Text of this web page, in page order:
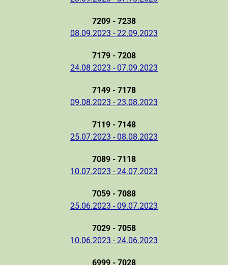
7209 - 7238
08.09.2023 - 22.09.2023
7179 - 7208
24.08.2023 - 07.09.2023
7149 - 7178
09.08.2023 - 23.08.2023
7119 - 7148
25.07.2023 - 08.08.2023
7089 - 7118
10.07.2023 - 24.07.2023
7059 - 7088
25.06.2023 - 09.07.2023
7029 - 7058
10.06.2023 - 24.06.2023
6999 - 7028